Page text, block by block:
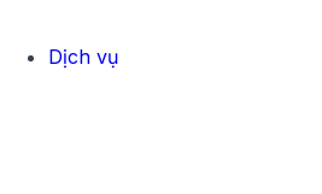
Dịch vụ